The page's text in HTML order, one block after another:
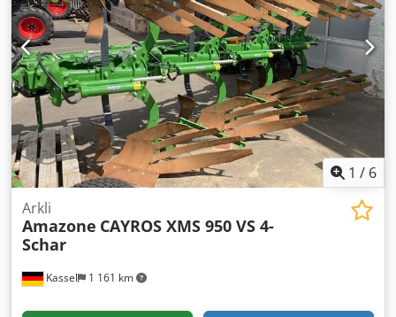
1 / 6
Kassel 1 161 km
Arkli
Amazone CAYROS XMS 950 VS 4-
Schar